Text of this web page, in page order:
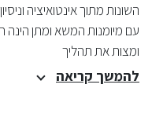
השונות מתוך אינטואיציה
עם מיומנות המשא ומתן
ומצות את תהליך
להמשך קריאה